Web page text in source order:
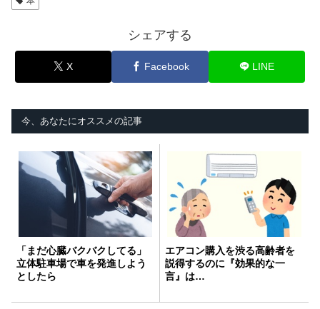
シェアする
X Facebook LINE
今、あなたにオススメの記事
「まだ心臓バクバクしてる」
立体駐車場で車を発進しよう
としたら
エアコン購入を渋る高齢者を
説得するのに『効果的な一
言』は…